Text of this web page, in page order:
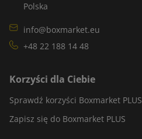
Polska
info@boxmarket.eu
+48 22 188 14 48
Korzyści dla Ciebie
Sprawdź korzyści Boxmarket PLUS
Zapisz się do Boxmarket PLUS